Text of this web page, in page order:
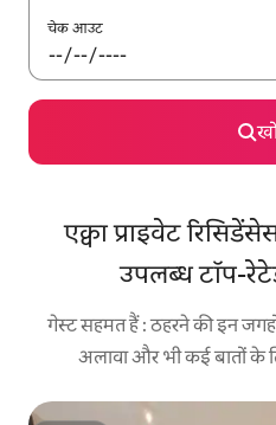
चेक आउट
एक्वा प्राइवेट
उपलब्ध टॉप-
गेस्ट सहमत हैं : ठहरने की इन
अलावा और भी कई बातों के